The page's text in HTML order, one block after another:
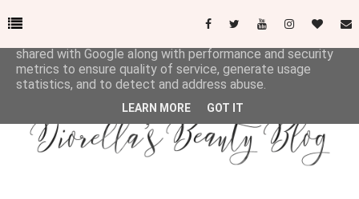
This site uses cookies from Google to deliver its services
shared with Google along with performance and security
metrics to ensure quality of service, generate usage
statistics, and to detect and address abuse.
LEARN MORE GOT IT